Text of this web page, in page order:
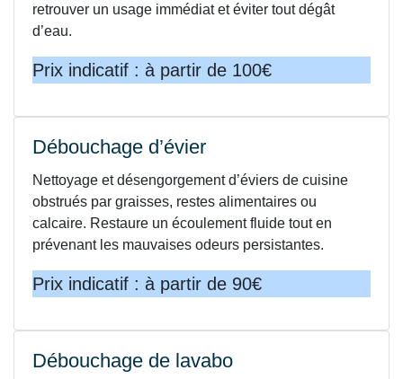
retrouver un usage immédiat et éviter tout dégât
d’eau.
Prix indicatif : à partir de 100€
Débouchage d’évier
Nettoyage et désengorgement d’éviers de cuisine
obstrués par graisses, restes alimentaires ou
calcaire. Restaure un écoulement fluide tout en
prévenant les mauvaises odeurs persistantes.
Prix indicatif : à partir de 90€
Débouchage de lavabo